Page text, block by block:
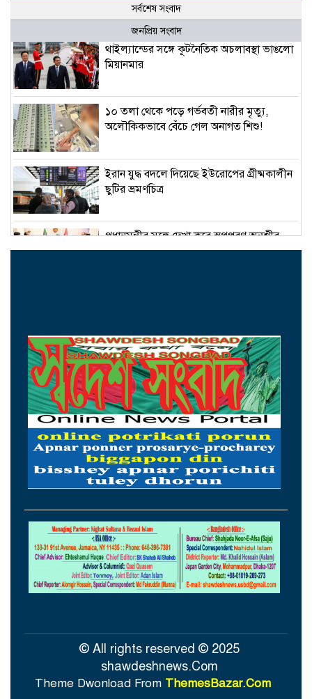
সর্বশেষ সংবাদ
জনপ্রিয় সংবাদ
থাইল্যান্ডের সঙ্গে কূটনৈতিক অচলাবস্থা ভাঙলো
মিয়ানমার
১০ তলা থেকে পড়ে গর্ভবতী নারীর মৃত্যু,
অলৌকিকভাবে বেঁচে গেল অনাগত শিশু!
ইরান যুদ্ধ বদলে দিয়েছে ইউরোপের গ্রীষ্মকালীন
ছুটির ভ্রমণচিত্র
প্রধানমন্ত্রীর সঙ্গে দেখা করে স্বপ্নপূরণ অনুশ্রীর,
মিলল হারমোনিয়াম উপহার
ওমানের সঙ্গে চুক্তি হলেও এখনই খুলছে না
হরমুজ, ঘোষণা ইরানের
আগস্টের প্রথম ৫ দিনে রেমিট্যান্স এলো ৬০
কোটি ২০ লাখ ডলার
থাইল্যান্ডের সঙ্গে কূটনৈতিক অচলাবস্থা ভাঙলো
সচিবালয়ে জনপ্রশাসন বিষয়ক উপদেষ্টা,
আমলাতান্ত্রিক জটিলতা পরিহার করে দ্রুত
কার্যকর ব্যবস্থা গ্রহণের নির্দেশ
© All rights reserved © 2025
shawdeshnews.Com
Theme Dwonload From ThemesBazar.Com